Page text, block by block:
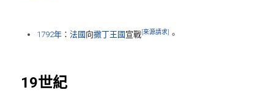
1792年 ： 法國 向撒丁王國 宣戰[來源請求] 。
19世紀